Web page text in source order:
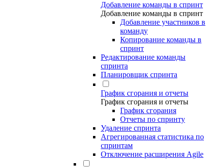
Добавление команды в спринт
Добавление команды в спринт
Добавление участников в
команду
Копирование команды в
спринт
Редактирование команды
спринта
Планировщик спринта
График сгорания и отчеты
График сгорания и отчеты
График сгорания
Отчеты по спринту
Удаление спринта
Агрегированная статистика по
спринтам
Отключение расширения Agile